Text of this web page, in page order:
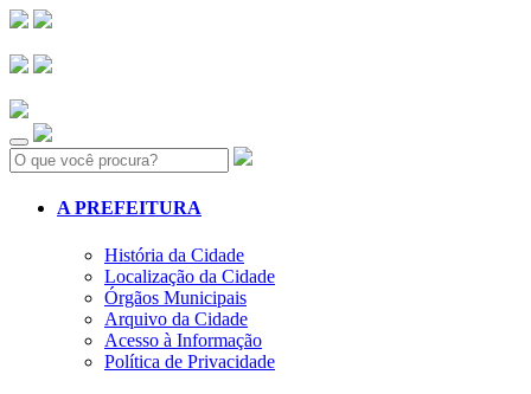
Search:
A PREFEITURA
História da Cidade
Localização da Cidade
Órgãos Municipais
Arquivo da Cidade
Acesso à Informação
Política de Privacidade